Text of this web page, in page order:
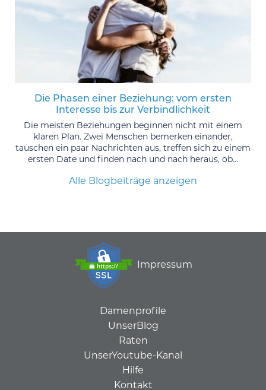
Die Phasen einer Beziehung: vom ersten
Interesse bis zur Verbindlichkeit
Die meisten Beziehungen beginnen nicht mit einem
klaren Plan. Zwei Menschen bemerken einander,
tauschen ein paar Nachrichten aus, treffen sich zu einem
ersten Date und finden nach und nach heraus, ob...
Alle Blogbeiträge anzeigen
Impressum
Damenprofile
UnserBlog
Raten
UnserYoutube-Kanal
Hilfe
Kontakt